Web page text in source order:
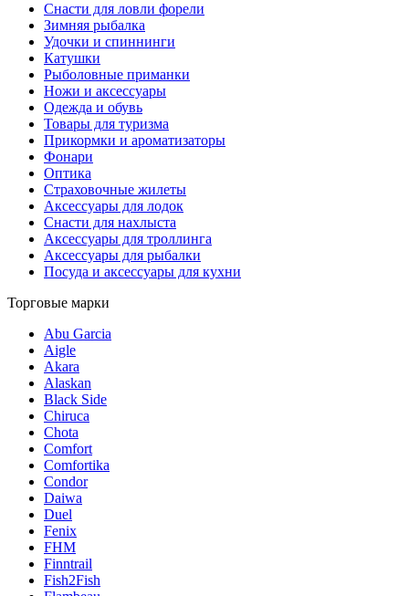
Снасти для ловли форели
Зимняя рыбалка
Удочки и спиннинги
Катушки
Рыболовные приманки
Ножи и аксессуары
Одежда и обувь
Товары для туризма
Прикормки и ароматизаторы
Фонари
Оптика
Страховочные жилеты
Аксессуары для лодок
Снасти для нахлыста
Аксессуары для троллинга
Аксессуары для рыбалки
Посуда и аксессуары для кухни
Торговые марки
Abu Garcia
Aigle
Akara
Alaskan
Black Side
Chiruca
Chota
Comfort
Comfortika
Condor
Daiwa
Duel
Fenix
FHM
Finntrail
Fish2Fish